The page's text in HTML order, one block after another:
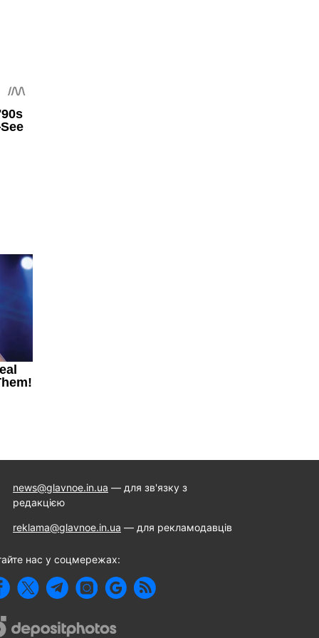
news@glavnoe.in.ua — для зв'язку з
редакцією
reklama@glavnoe.in.ua — для рекламодавців
нас у соцмережах: